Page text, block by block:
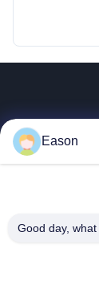
Eason
Good day,